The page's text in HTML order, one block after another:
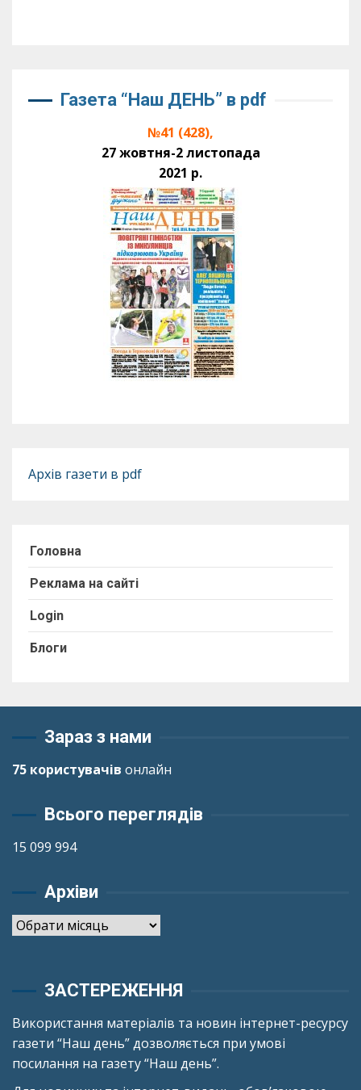
Газета “Наш ДЕНЬ” в pdf
№41 (428),
27 жовтня-2 листопада
2021 р.
Архів газети в pdf
Головна
Реклама на сайті
Login
Блоги
Зараз з нами
75 користувачів онлайн
Всього переглядів
15 099 994
Архіви
Архіви
ЗАСТЕРЕЖЕННЯ
Використання матеріалів та новин інтернет-ресурсу
газети “Наш день” дозволяється при умові
посилання на газету “Наш день”.